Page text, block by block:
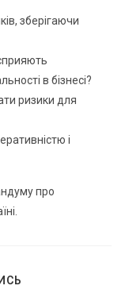
зберігаючи
в бізнесі?
ризики для
і
про